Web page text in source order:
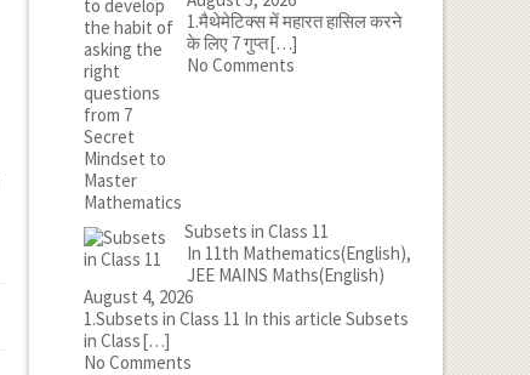
1.मैथेमेटिक्स में महारत हासिल करने
के लिए 7 गुप्त[…]
No Comments
Subsets in Class 11
In 11th Mathematics(English),
JEE MAINS Maths(English)
August 4, 2026
1.Subsets in Class 11 In this article Subsets
in Class[…]
No Comments